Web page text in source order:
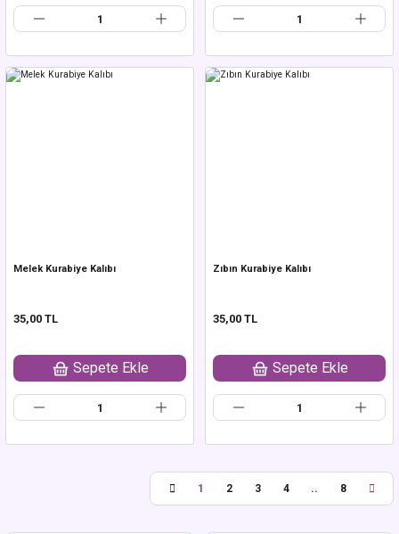
Melek Kurabiye Kalıbı
35,00 TL
Sepete Ekle
Zıbın Kurabiye Kalıbı
35,00 TL
Sepete Ekle
1 2 3 4 .. 8